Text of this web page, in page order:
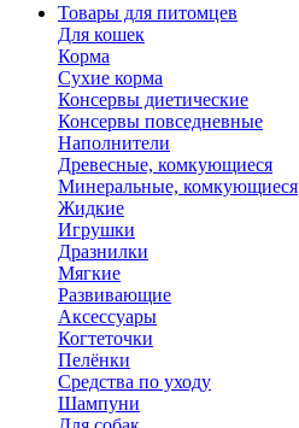
Товары для питомцев
Для кошек
Корма
Сухие корма
Консервы диетические
Консервы повседневные
Наполнители
Древесные, комкующиеся
Минеральные, комкующиеся
Жидкие
Игрушки
Дразнилки
Мягкие
Развивающие
Аксессуары
Когтеточки
Пелёнки
Средства по уходу
Шампуни